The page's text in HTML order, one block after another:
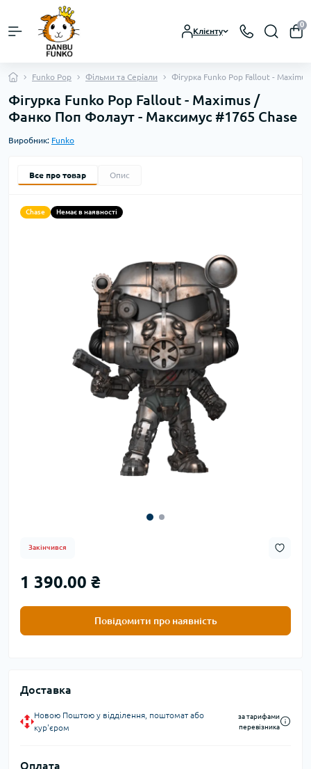
Клієнту
0
Funko Pop Фільми та Серіали Фігурка Funko Pop Fallout -
Фігурка Funko Pop Fallout - Maximus /
Фанко Поп Фолаут - Максимус #1765 Chase
Виробник: Funko
Все про товар Опис
Chase Немає в наявності
Закінчився
1 390.00 ₴
Повідомити про наявність
Доставка
Новою Поштою у відділення, поштомат або
кур'єром
за тарифами
перевізника
Оплата